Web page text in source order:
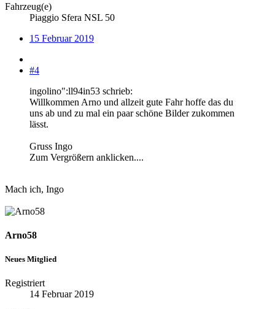
Fahrzeug(e)
Piaggio Sfera NSL 50
15 Februar 2019
#4
ingolino":ll94in53 schrieb:
Willkommen Arno und allzeit gute Fahr hoffe das du
uns ab und zu mal ein paar schöne Bilder zukommen
lässt.
Gruss Ingo
Zum Vergrößern anklicken....
Mach ich, Ingo
Arno58
Neues Mitglied
Registriert
14 Februar 2019